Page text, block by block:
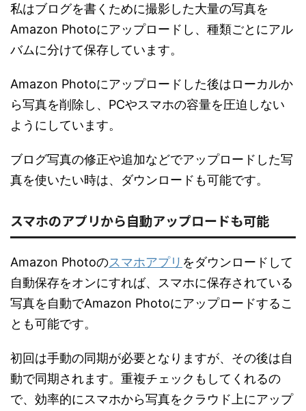
私はブログを書くために撮影した大量の写真を
Amazon Photoにアップロードし、種類ごとにアル
バムに分けて保存しています。
Amazon Photoにアップロードした後はローカルか
ら写真を削除し、PCやスマホの容量を圧迫しない
ようにしています。
ブログ写真の修正や追加などでアップロードした写
真を使いたい時は、ダウンロードも可能です。
スマホのアプリから自動アップロードも可能
Amazon Photoのスマホアプリ をダウンロードして
自動保存をオンにすれば、スマホに保存されている
写真を自動でAmazon Photoにアップロードするこ
とも可能です。
初回は手動の同期が必要となりますが、その後は自
動で同期されます。重複チェックもしてくれるの
で、効率的にスマホから写真をクラウド上にアップ